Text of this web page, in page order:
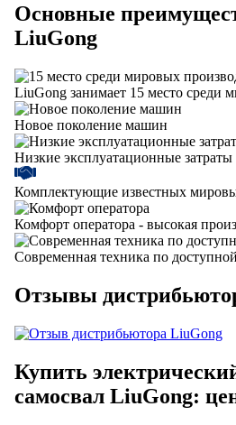
Основные
LiuGong
LiuGong занимает 15 место среди
Новое поколение машин
Низкие эксплуатационные затраты
Комплектующие известных
Комфорт оператора - высокая
Современная техника по
Отзывы
Купить
самосвал LiuGong: